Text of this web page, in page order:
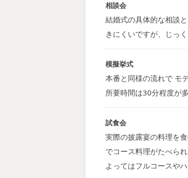
相談会
結婚式の具体的な相談
きにくいですが、じっ
模擬挙式
本番と同様の流れで モ
所要時間は30分程度が
試食会
実際の披露宴の料理を
でコース料理がたべら
よってはフルコースや